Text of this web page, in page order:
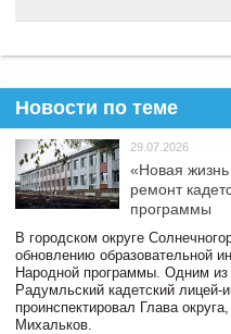
Новости по теме
29.07.2026
«Новая
ремонт
программы
В городском округе
обновлению образовательной
Народной программы. Одним из
Радумльский кадетский лицей-
проинспектировал Глава
Михальков.